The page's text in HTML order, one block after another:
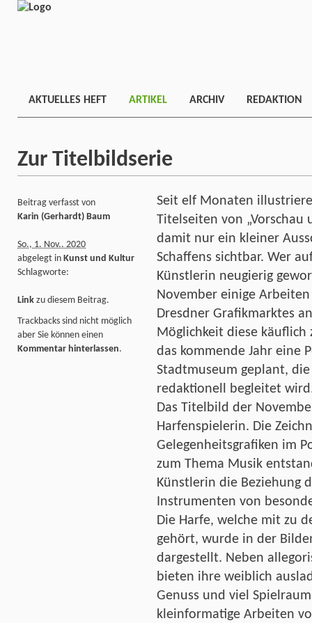
AKTUELLES HEFT ARTIKEL ARCHIV REDAKTION
Zur Titelbildserie
Seit elf Monaten
Titelseiten von „Vorschau
damit nur ein kleiner
Schaffens sichtbar. Wer
Künstlerin neugierig
November einige
Dresdner Grafikmarktes
Möglichkeit diese
das kommende Jahr eine
Stadtmuseum geplant, die
redaktionell begleitet
Das Titelbild der
Harfenspielerin. Die
Gelegenheitsgrafiken im
zum Thema Musik
Künstlerin die Beziehung
Instrumenten von
Die Harfe, welche mit zu
gehört, wurde in der
dargestellt. Neben
bieten ihre weiblich
Genuss und viel
kleinformatige Arbeiten
Beitrag verfasst von
Karin (Gerhardt) Baum
So., 1. Nov.. 2020
abgelegt in Kunst und Kultur
Schlagworte:
Link zu diesem Beitrag.
Trackbacks sind nicht möglich
aber Sie können einen
Kommentar hinterlassen.